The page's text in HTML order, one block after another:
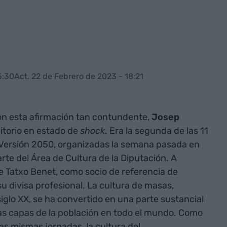
Act. 22 de Febrero de 2023 - 18:21
esta afirmación tan contundente, Josep
en estado de shock. Era la segunda de las 11
2050, organizadas la semana pasada en
del Área de Cultura de la Diputación. A
Benet, como socio de referencia de
divisa profesional. La cultura de masas,
XX, se ha convertido en una parte sustancial
capas de la población en todo el mundo. Como